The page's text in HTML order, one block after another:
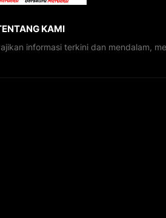
KAMI
informasi terkini dan mendalam,